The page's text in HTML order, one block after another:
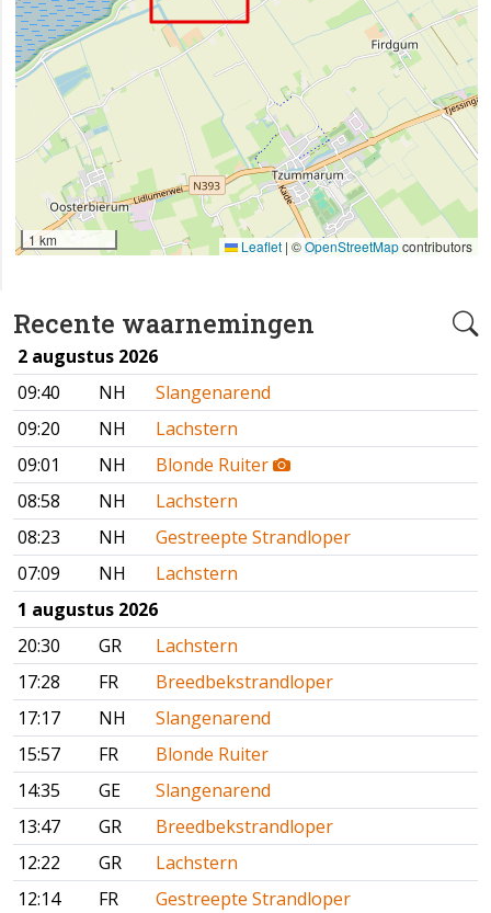
Recente waarnemingen
2 augustus 2026
09:40
NH
Slangenarend
09:20
NH
Lachstern
09:01
NH
Blonde Ruiter
08:58
NH
Lachstern
08:23
NH
Gestreepte Strandloper
07:09
NH
Lachstern
1 augustus 2026
20:30
GR
Lachstern
17:28
FR
Breedbekstrandloper
17:17
NH
Slangenarend
15:57
FR
Blonde Ruiter
14:35
GE
Slangenarend
13:47
GR
Breedbekstrandloper
12:22
GR
Lachstern
12:14
FR
Gestreepte Strandloper
1 km Leaflet | ©OpenStreetMapcontributors